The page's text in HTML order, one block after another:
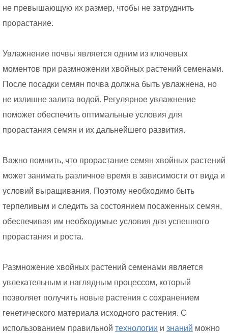
не превышающую их размер, чтобы не затруднить
прорастание.
Увлажнение почвы является одним из ключевых
моментов при размножении хвойных растений семенами.
После посадки семян почва должна быть увлажнена, но
не излишне залита водой. Регулярное увлажнение
поможет обеспечить оптимальные условия для
прорастания семян и их дальнейшего развития.
Важно помнить, что прорастание семян хвойных растений
может занимать различное время в зависимости от вида и
условий выращивания. Поэтому необходимо быть
терпеливым и следить за состоянием посаженных семян,
обеспечивая им необходимые условия для успешного
прорастания и роста.
Размножение хвойных растений семенами является
увлекательным и наглядным процессом, который
позволяет получить новые растения с сохранением
генетического материала исходного растения. С
использованием правильной технологии и знаний можно